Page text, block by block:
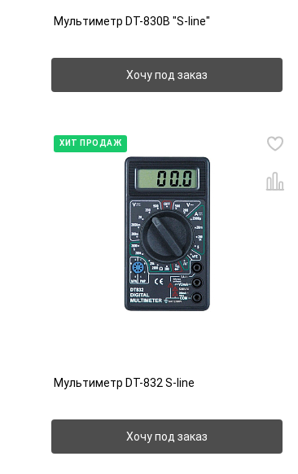
Мультиметр DT-830B "S-line"
Хочу под заказ
ХИТ ПРОДАЖ
Мультиметр DT-832 S-line
Хочу под заказ